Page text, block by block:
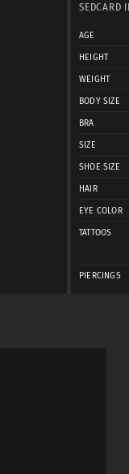
SEDCARD
AGE
HEIGHT
WEIGHT
BODY SIZE
BRA
SIZE
SHOE SIZE
HAIR
EYE COLOR
TATTOOS
PIERCINGS